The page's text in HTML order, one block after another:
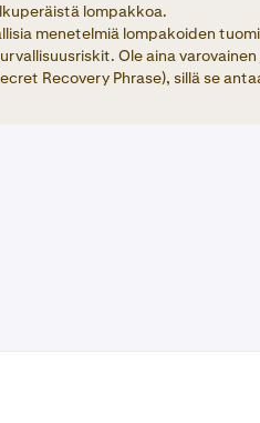
lompakkoa.
menetelmiä lompakoiden
Ole aina
Recovery Phrase), sillä se